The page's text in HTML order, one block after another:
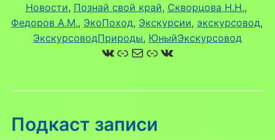
Новости, Познай свой край, Скворцова Н.Н.
Федоров А.М., ЭкоПоход, Экскурсии, экскурсовод
ЭкскурсоводПрироды, ЮныйЭкскурсовод
ВКонтакте
Ссылка
Почта
Ссылка
ВКонтакте
Подкаст записи